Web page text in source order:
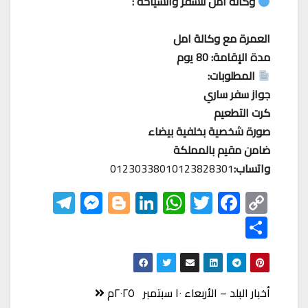
العمرة مع وكالة امل
مدة الإقامة: 80 يوم
المطلوبات:
جواز سفر ساري
كرت التطعيم
صورة شخصية بخلفية بيضاء
ضامن مقيم بالمملكة
واتساب:01230338010123828301
C
o
p
y
Li
F
ac
eb
o
o
T
wi
tt
er
W
h
at
s
A
Li
nk
ed
In
Bl
o
M
es S
h
ar
e
تصفّح
أخبار البلد – الأربعاء ١٠ سبتمبر ٢٠٢٥م